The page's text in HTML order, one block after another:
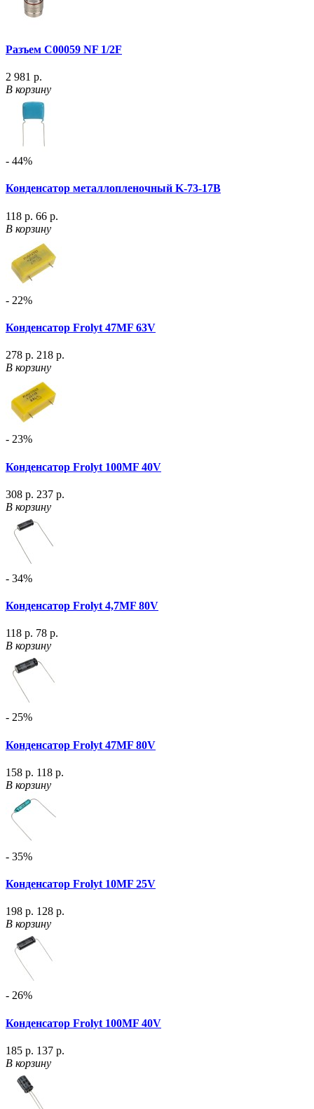
Разъем C00059 NF 1/2F
2 981 р.
В корзину
- 44%
Конденсатор металлопленочный K-73-17В
118 р. 66 р.
В корзину
- 22%
Конденсатор Frolyt 47MF 63V
278 р. 218 р.
В корзину
- 23%
Конденсатор Frolyt 100MF 40V
308 р. 237 р.
В корзину
- 34%
Конденсатор Frolyt 4,7MF 80V
118 р. 78 р.
В корзину
- 25%
Конденсатор Frolyt 47MF 80V
158 р. 118 р.
В корзину
- 35%
Конденсатор Frolyt 10MF 25V
198 р. 128 р.
В корзину
- 26%
Конденсатор Frolyt 100MF 40V
185 р. 137 р.
В корзину